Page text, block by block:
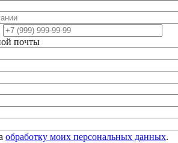
почты
обработку моих персональных данных.